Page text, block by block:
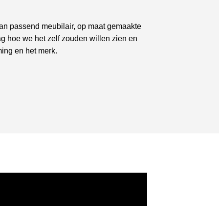
passend meubilair, op maat gemaakte
hoe we het zelf zouden willen zien en
en het merk.